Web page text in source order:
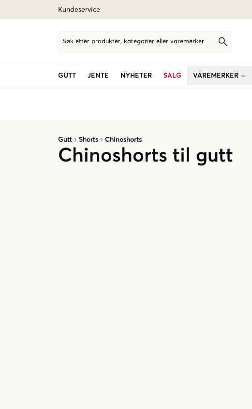
Kundeservice
Søk etter produkter, kategorier eller varemerker
GUTT JENTE NYHETER SALG VAREMERKER
Gutt Shorts Chinoshorts
Chinoshorts til gutt